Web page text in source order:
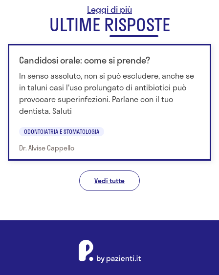
più innovativa tecnica ortodontica Invisalign.
ULTIME RISPOSTE
Candidosi orale: come si prende?
In senso assoluto, non si può escludere, anche se
in taluni casi l'uso prolungato di antibiotici può
provocare superinfezioni. Parlane con il tuo
dentista. Saluti
ODONTOIATRIA E STOMATOLOGIA
Dr. Alvise Cappello
Vedi tutte